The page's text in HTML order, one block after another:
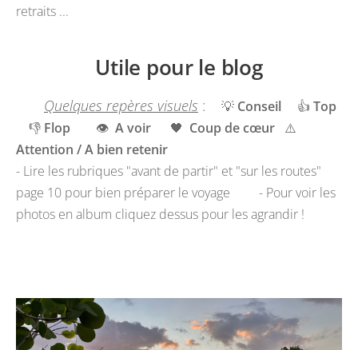
retraits ...
Utile pour le blog
Quelques repères visuels : 💡 Conseil 👍 Top
👎 Flop 👁️ A voir 🖤 Coup de cœur ⚠️
Attention / A bien retenir
- Lire les rubriques "avant de partir" et "sur les routes"
page 10 pour bien préparer le voyage - Pour voir les
photos en album cliquez dessus pour les agrandir !